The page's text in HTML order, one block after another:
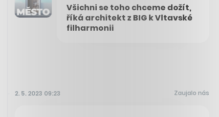
Všichni se toho chceme dožít,
říká architekt z BIG k Vltavské
filharmonii
2. 5. 2023 09:23 Zaujalo nás